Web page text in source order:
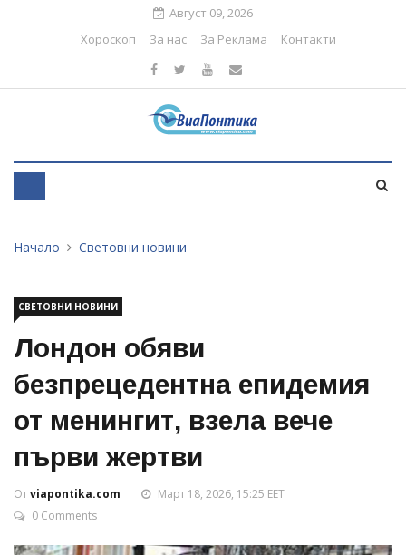
Август 09, 2026
Хороскоп
За нас За Реклама Контакти
Начало Световни новини
СВЕТОВНИ НОВИНИ
Лондон обяви
безпрецедентна епидемия
от менингит, взела вече
първи жертви
Отviapontika.com
Март 18, 2026, 15:25 EET
0 Comments